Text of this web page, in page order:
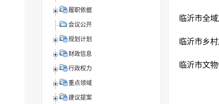
履职依据
会议公开
规划计划
财政信息
行政权力
重点领域
建议提案
临沂市全
临沂市乡
临沂市文